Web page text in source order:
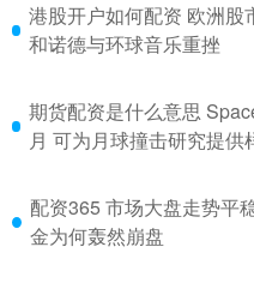
港股开户如何配资 欧洲股
和诺德与环球音乐重挫
期货配资是什么意思
月 可为月球撞击研究提供
配资365 市场大盘走势平
金为何轰然崩盘